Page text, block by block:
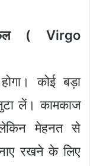
( Virgo
कोई बड़ा
लें। कामकाज
मेहनत से
रखने के लिए